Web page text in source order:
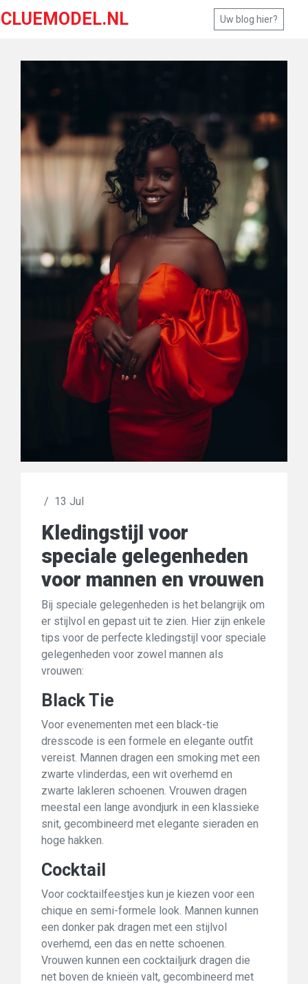
CLUEMODEL.NL Uw blog hier?
/ 13 Jul
Kledingstijl voor
speciale gelegenheden
voor mannen en vrouwen
Bij speciale gelegenheden is het belangrijk om
er stijlvol en gepast uit te zien. Hier zijn enkele
tips voor de perfecte kledingstijl voor speciale
gelegenheden voor zowel mannen als
vrouwen:
Black Tie
Voor evenementen met een black-tie
dresscode is een formele en elegante outfit
vereist. Mannen dragen een smoking met een
zwarte vlinderdas, een wit overhemd en
zwarte lakleren schoenen. Vrouwen dragen
meestal een lange avondjurk in een klassieke
snit, gecombineerd met elegante sieraden en
hoge hakken.
Cocktail
Voor cocktailfeestjes kun je kiezen voor een
chique en semi-formele look. Mannen kunnen
een donker pak dragen met een stijlvol
overhemd, een das en nette schoenen.
Vrouwen kunnen een cocktailjurk dragen die
net boven de knieën valt, gecombineerd met